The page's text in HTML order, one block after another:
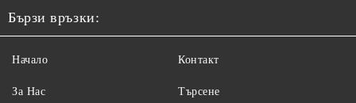
Бързи връзки:
Начало
За Нас
Контакт
Търсене